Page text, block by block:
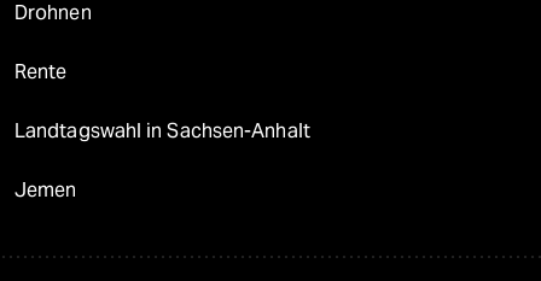
Drohnen
Rente
Landtagswahl in Sachsen-Anhalt
Jemen